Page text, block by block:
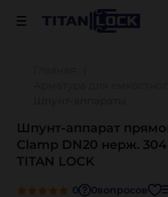
Важно! Для оплаты
Шпунт-аппарат
Clamp DN20 нерж. 304
TITAN LOCK
0 0вопросов